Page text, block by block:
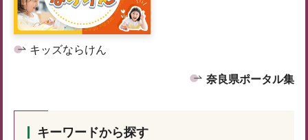
キッズならけん
奈良県ポータル集
キーワードから探す